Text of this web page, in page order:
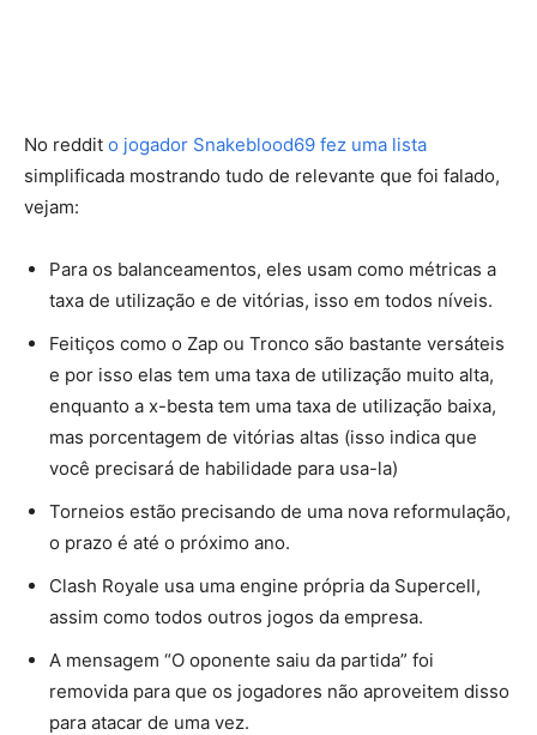
No reddit o jogador Snakeblood69 fez uma lista
simplificada mostrando tudo de relevante que foi falado,
vejam:
Para os balanceamentos, eles usam como métricas a
taxa de utilização e de vitórias, isso em todos níveis.
Feitiços como o Zap ou Tronco são bastante versáteis
e por isso elas tem uma taxa de utilização muito alta,
enquanto a x-besta tem uma taxa de utilização baixa,
mas porcentagem de vitórias altas (isso indica que
você precisará de habilidade para usa-la)
Torneios estão precisando de uma nova reformulação,
o prazo é até o próximo ano.
Clash Royale usa uma engine própria da Supercell,
assim como todos outros jogos da empresa.
A mensagem “O oponente saiu da partida” foi
removida para que os jogadores não aproveitem disso
para atacar de uma vez.